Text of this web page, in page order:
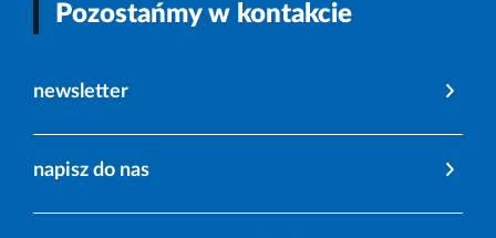
Pozostańmy w kontakcie
newsletter
napisz do nas